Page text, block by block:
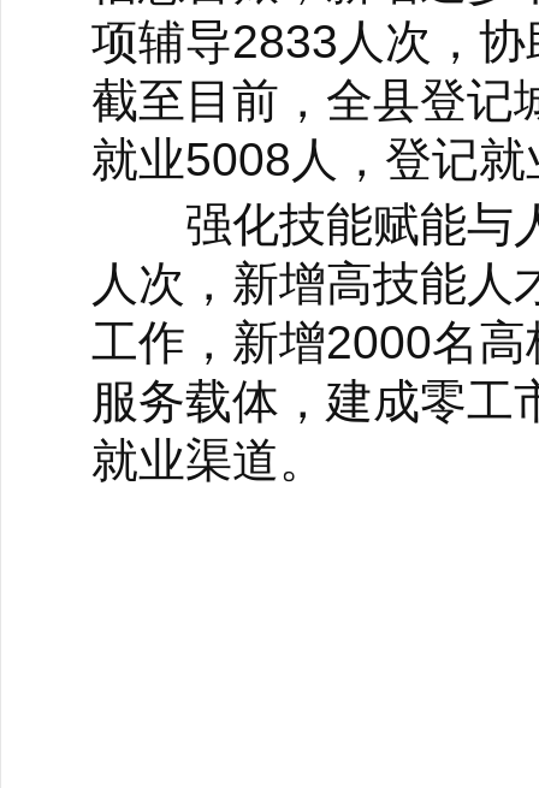
项辅导2833人次，
截至目前，全县登记
就业5008人，登记
强化技能赋能与人
人次，新增高技能
工作，新增2000名
服务载体，建成零工
就业渠道。